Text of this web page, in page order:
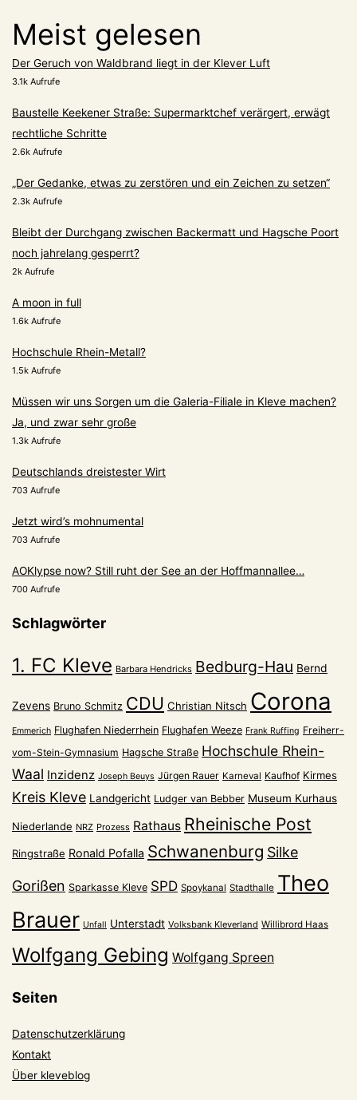
Meist gelesen
Der Geruch von Waldbrand liegt in der Klever Luft
3.1k Aufrufe
Baustelle Keekener Straße: Supermarktchef verärgert, erwägt
rechtliche Schritte
2.6k Aufrufe
„Der Gedanke, etwas zu zerstören und ein Zeichen zu setzen“
2.3k Aufrufe
Bleibt der Durchgang zwischen Backermatt und Hagsche Poort
noch jahrelang gesperrt?
2k Aufrufe
A moon in full
1.6k Aufrufe
Hochschule Rhein-Metall?
1.5k Aufrufe
Müssen wir uns Sorgen um die Galeria-Filiale in Kleve machen?
Ja, und zwar sehr große
1.3k Aufrufe
Deutschlands dreistester Wirt
703 Aufrufe
Jetzt wird’s mohnumental
703 Aufrufe
AOKlypse now? Still ruht der See an der Hoffmannallee…
700 Aufrufe
Schlagwörter
1. FC Kleve Barbara Hendricks Bedburg-Hau Bernd
Zevens Bruno Schmitz CDU Christian Nitsch Corona
Emmerich Flughafen Niederrhein Flughafen Weeze Frank Ruffing Freiherr-
vom-Stein-Gymnasium Hagsche Straße Hochschule Rhein-
Waal Inzidenz Joseph Beuys Jürgen Rauer Karneval Kaufhof Kirmes
Kreis Kleve Landgericht Ludger van Bebber Museum Kurhaus
Niederlande NRZ Prozess Rathaus Rheinische Post
Ringstraße Ronald Pofalla Schwanenburg Silke
Gorißen Sparkasse Kleve SPD Spoykanal Stadthalle Theo
Brauer Unfall Unterstadt Volksbank Kleverland Willibrord Haas
Wolfgang Gebing Wolfgang Spreen
Seiten
Datenschutzerklärung
Kontakt
Über kleveblog